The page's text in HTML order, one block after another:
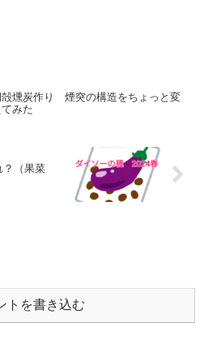
殻燻炭作り 煙突の構造をちょっと変
てみた
？（果菜
トを書き込む